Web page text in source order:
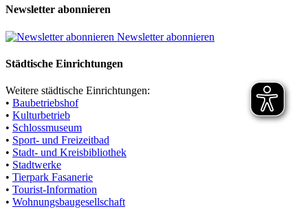
Newsletter abonnieren
Newsletter abonnieren
Städtische Einrichtungen
Weitere städtische Einrichtungen:
• Baubetriebshof
• Kulturbetrieb
• Schlossmuseum
• Sport- und Freizeitbad
• Stadt- und Kreisbibliothek
• Stadtwerke
• Tierpark Fasanerie
• Tourist-Information
• Wohnungsbaugesellschaft